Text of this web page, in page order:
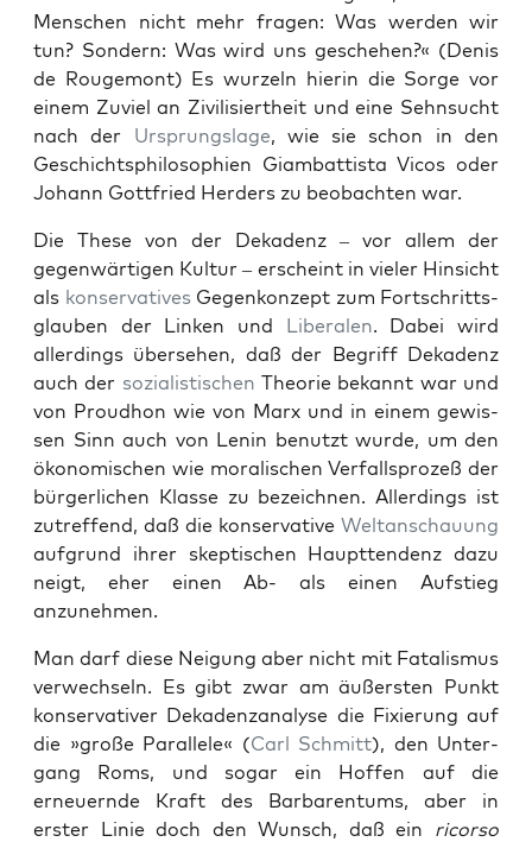
Men­schen nicht mehr fra­gen: Was wer­den wir
tun? Son­dern: Was wird uns geschehen?« (Denis
de Rouge­mont) Es wurzeln hierin die Sorge vor
einem Zuviel an Zivil­isiertheit und eine Sehn­sucht
nach der Ursprungslage, wie sie schon in den
Geschicht­sphiloso­phien Giambat­tista Vicos oder
Johann Got­tfried Herders zu beobacht­en war.
Die These von der Dekadenz – vor allem der
gegen­wär­ti­gen Kul­tur – erscheint in viel­er Hin­sicht
als kon­ser­v­a­tives Gegenkonzept zum Fortschritts­
glauben der Linken und Lib­eralen. Dabei wird
allerd­ings überse­hen, daß der Begriff Dekadenz
auch der sozial­is­tis­chen The­o­rie bekan­nt war und
von Proud­hon wie von Marx und in einem gewis­
sen Sinn auch von Lenin benutzt wurde, um den
ökonomis­chen wie moralis­chen Ver­fall­sprozeß der
bürg­er­lichen Klasse zu beze­ich­nen. Allerd­ings ist
zutr­e­f­fend, daß die kon­ser­v­a­tive Weltan­schau­ung
auf­grund ihrer skep­tis­chen Haupt­ten­denz dazu
neigt, eher einen Ab- als einen Auf­stieg
anzunehmen.
Man darf diese Nei­gung aber nicht mit Fatal­is­mus
ver­wech­seln. Es gibt zwar am äußer­sten Punkt
kon­ser­v­a­tiv­er Dekaden­z­analyse die Fix­ierung auf
die »große Par­al­lele« (Carl Schmitt), den Unter­
gang Roms, und sog­ar ein Hof­fen auf die
erneuernde Kraft des Bar­bar­en­tums, aber in
erster Lin­ie doch den Wun­sch, daß ein ricor­so